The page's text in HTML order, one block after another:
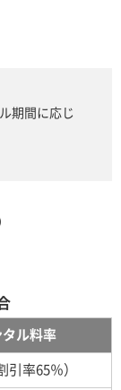
間に応じ
タル料率
引率65％）